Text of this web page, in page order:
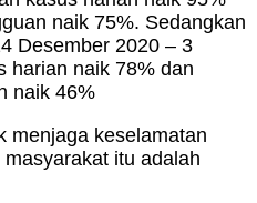
naik 75%. Sedangkan
Desember 2020 – 3
harian naik 78% dan
naik 46%
menjaga keselamatan
itu adalah